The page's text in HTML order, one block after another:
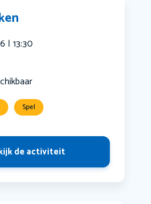
| 13:30
Spel
de activiteit